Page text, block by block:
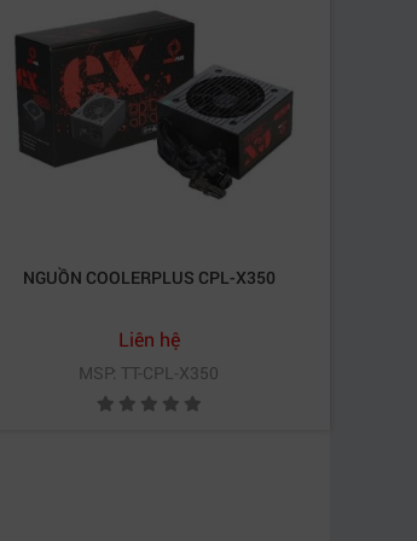
chuyên nghiệp. nguồn hiệu
máy trở nên thuận tiện và
hướng đến xu hướng xanh và
bền bỉ.
việc tại nhà.
NGUỒN COOLERPLUS CPL-X350
Liên hệ
MSP: TT-CPL-X350